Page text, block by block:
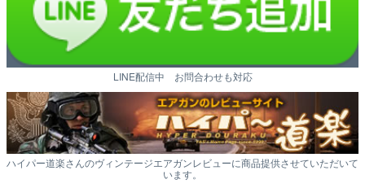
LINE配信中 お問合わせも対応
ハイパー道楽さんのヴィンテージエアガンレビューに商品提供させていただいて
います。